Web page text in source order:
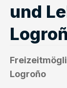
und
Logroño